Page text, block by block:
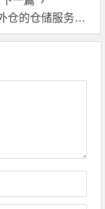
服务怎么样？费用会很贵吗？